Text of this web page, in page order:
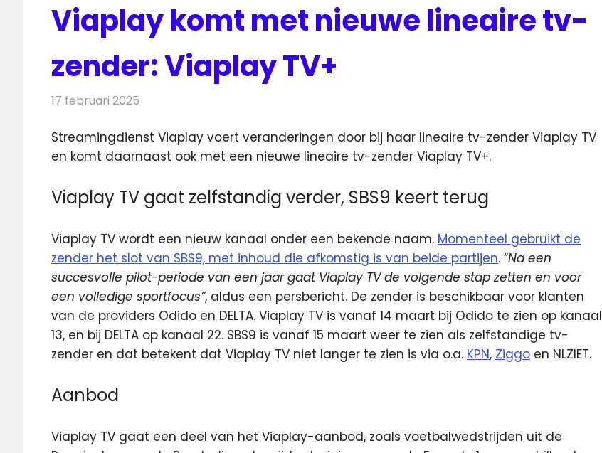
Viaplay komt met nieuwe lineaire tv-
zender: Viaplay TV+
17 februari 2025
Streamingdienst Viaplay voert veranderingen door bij haar lineaire tv-zender Viaplay TV
en komt daarnaast ook met een nieuwe lineaire tv-zender Viaplay TV+.
Viaplay TV gaat zelfstandig verder, SBS9 keert terug
Viaplay TV wordt een nieuw kanaal onder een bekende naam. Momenteel gebruikt de
zender het slot van SBS9, met inhoud die afkomstig is van beide partijen. “Na een
succesvolle pilot-periode van een jaar gaat Viaplay TV de volgende stap zetten en voor
een volledige sportfocus”, aldus een persbericht. De zender is beschikbaar voor klanten
van de providers Odido en DELTA. Viaplay TV is vanaf 14 maart bij Odido te zien op kanaal
13, en bij DELTA op kanaal 22. SBS9 is vanaf 15 maart weer te zien als zelfstandige tv-
zender en dat betekent dat Viaplay TV niet langer te zien is via o.a. KPN, Ziggo en NLZIET.
Aanbod
Viaplay TV gaat een deel van het Viaplay-aanbod, zoals voetbalwedstrijden uit de